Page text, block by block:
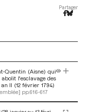
Partager
Quentin (Aisne) qui
l'esclavage des
II (12 février 1794)
pp.616-617